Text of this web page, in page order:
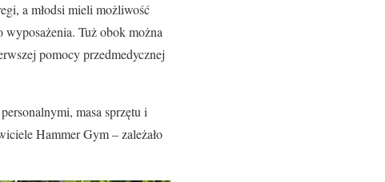
a młodsi mieli możliwość
Tuż obok można
pomocy przedmedycznej
masa sprzętu i
Hammer Gym – zależało